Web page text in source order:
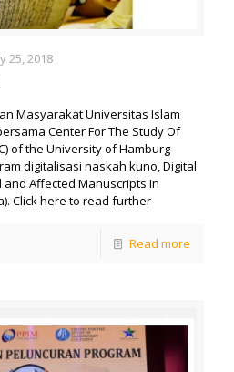
25, 2018
Masyarakat Universitas Islam
Center For The Study Of
of the University of Hamburg
digitalisasi naskah kuno, Digital
Affected Manuscripts In
Click here to read further
Read more